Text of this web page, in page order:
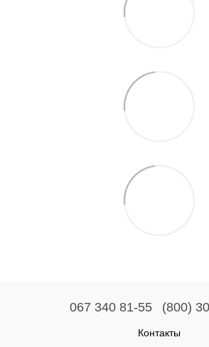
067 340 81-55 (800)
Контакты